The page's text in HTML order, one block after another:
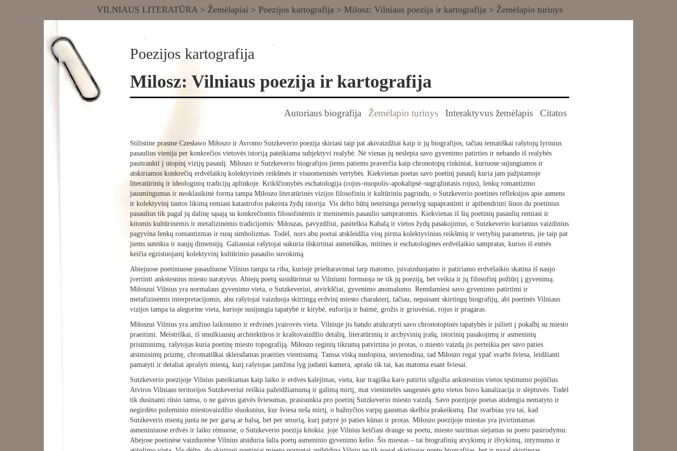
VILNIAUS LITERATŪRA> Žemėlapiai >Poezijos kartografija >Milosz: Vilniaus poezija ir kartografija > Žemėlapio turinys
Poezijos kartografija
Milosz: Vilniaus poezija ir kartografija
Autoriaus biografija Žemėlapio turinys Interaktyvus žemėlapis Citatos
Stilistine prasme Czesławo Miłoszo ir Avromo Sutzkeverio poezija skiriasi taip pat akivaizdžiai kaip ir jų biografijos, tačiau tematiškai rašytojų lyrinius
pasaulius vienija per konkrečios vietovės istoriją pateikiama subjektyvi realybė. Nė vienas jų neslepia savo gyvenimo patirties ir nebando iš realybės
pasitraukti į utopinį vizijų pasaulį. Miłoszo ir Sutzkeverio biografijos jiems patiems praverčia kaip chronotopų rinkiniai, kuriuose sujungiamos ir
atskiriamos konkrečių erdvėlaikių kolektyvinės reikšmės ir visuomeninės vertybės. Kiekvienas poetas savo poetinį pasaulį kuria jam pažįstamoje
literatūrinių ir ideologinių tradicijų aplinkoje. Krikščionybės eschatologija (rojus–nuopolis–apokalipsė–sugrąžintasis rojus), lenkų romantizmo
jausmingumas ir neoklasikinė forma tampa Miłoszo literatūrinės vizijos filosofiniu ir kultūriniu pagrindu, o Sutzkeverio poetinės refleksijos apie asmens
ir kolektyvinį tautos likimą remiasi katastrofos pakeista žydų istorija. Vis dėlto būtų neteisinga pernelyg supaprastinti ir apibendrinti šiuos du poetinius
pasaulius tik pagal jų dalinę sąsają su konkrečiomis filosofinėmis ir meninėmis pasaulio sampratomis. Kiekvienas iš šių poetinių pasaulių remiasi ir
kitomis kultūrinėmis ir metafizinėmis tradicijomis: Miłoszas, pavyzdžiui, pasitelkia Kabalą ir vietos žydų pasakojimus, o Sutzkeverio kuriamus vaizdinius
pagyvina lenkų romantizmas ir rusų simbolizmas. Todėl, nors abu poetai atskleidžia visų pirma kolektyvinius reikšmių ir vertybių parametrus, jie taip pat
jiems suteikia ir naujų dimensijų. Galiausiai rašytojai sukuria išskirtinai asmeniškas, mitines ir eschatologines erdvėlaikio sampratas, kurios iš esmės
keičia egzistuojantį kolektyvinį kultūrinio pasaulio suvokimą.
Abiejuose poetiniuose pasauliuose Vilnius tampa ta riba, kurioje prieštaravimai tarp matomo, įsivaizduojamo ir patiriamo erdvėlaikio skatina iš naujo
įvertinti ankstesnius miesto naratyvus. Abiejų poetų susidūrimai su Vilniumi formuoja ne tik jų poeziją, bet veikia ir jų filosofinį požiūrį į gyvenimą.
Miłoszui Vilnius yra normalaus gyvenimo vieta, o Sutzkeveriui, atvirkščiai, gyvenimo anomalumo. Remdamiesi savo gyvenimo patirtimi ir
metafizinėmis interpretacijomis, abu rašytojai vaizduoja skirtingą erdvinį miesto charakterį, tačiau, nepaisant skirtingų biografijų, abi poetinės Vilniaus
vizijos tampa ta alegorine vieta, kurioje susijungia tapatybė ir kitybė, euforija ir baimė, grožis ir griuvėsiai, rojus ir pragaras.
Miłoszui Vilnius yra amžino laikinumo ir erdvinės įvairovės vieta. Vilniuje jis bando atsikratyti savo chronotopinės tapatybės ir įsilieti į pokalbį su miesto
praeitimi. Meistriškai, iš smulkiausių architektūros ir kraštovaizdžio detalių, literatūrinių ir archyvinių įrašų, istorinių pasakojimų ir asmeninių
prisiminimų, rašytojas kuria poetinę miesto topografiją. Miłoszo reginių tikrumą patvirtina jo protas, o miesto vaizdą jis perteikia per savo paties
atsiminimų prizmę, chromatiškai skleisdamas praeities vientisumą. Tamsa viską nuslopina, suvienodina, tad Miłoszo regai ypač svarbi šviesa, leidžianti
pamatyti ir detaliai aprašyti miestą, kurį rašytojas įamžina lyg judanti kamera, aprašo tik tai, kas matoma esant šviesai.
Sutzkeverio poezijoje Vilnius pateikiamas kaip laiko ir erdvės kalėjimas, vieta, kur tragiška karo patirtis užgožia ankstesnius vietos tęstinumo pojūčius.
Atviros Vilniaus teritorijos Sutzkeveriui reiškia pažeidžiamumą ir galimą mirtį, mat vienintelės saugesnės geto vietos buvo kanalizacija ir slėptuvės. Todėl
tik dusinanti rūsio tamsa, o ne gaivus gatvės šviesumas, prasisunkia pro poetinį Sutzkeverio miesto vaizdą. Savo poezijoje poetas atidengia nematyto ir
negirdėto požeminio miestovaizdžio sluoksnius, kur šviesa neša mirtį, o bažnyčios varpų gausmas skelbia prakeiksmą. Dar svarbiau yra tai, kad
Sutzkeveris miestą junta ne per garsą ar balsą, bet per smurtą, kurį patyrė jo paties kūnas ir protas. Miłoszo poezijoje miestas yra įtvirtintamas
asmeniniuose erdvės ir laiko rėmuose, o Sutzkeverio poezija kitokia: joje Vilnius keičiasi drauge su poetu, miesto suirimas siejamas su poeto pasirodymu.
Abejose poetinėse vaizduotėse Vilnius atsiduria šalia poetų asmeninio gyvenimo kelio. Šis miestas – tai biografinių atvykimų ir išvykimų, intymumo ir